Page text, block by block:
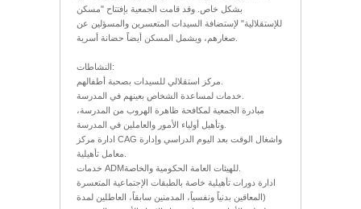
بشكل خاص. وقد قامت الجمعية بإفتتاح "مسكن
للإستقلالية" لإستضافة السيدات المتعسرين والمسؤلين عن
النشاطات:
مبادرة الجمعية لمكافحة ظاهرة الهروب من المدرسة،
ادارة مركز CAG واشغال الوقت بعد اليوم الدراسي وإدارة
ادارة دورات تأهيلية خاصة بالطبقات الإجتماعية المتعسرة
(المعاقين بدنياً ونفسياً، المدمنين سابقاً، العاطلين لمدة